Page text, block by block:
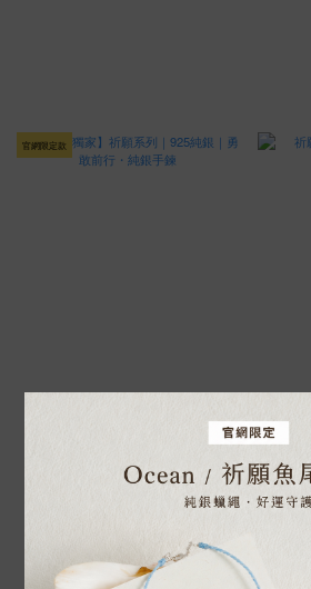
官網限定款
勇敢前行・純銀手鍊